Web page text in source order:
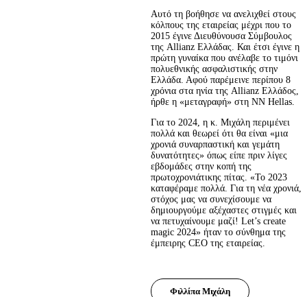
Αυτό τη βοήθησε να ανελιχθεί στους
κόλπους της εταιρείας μέχρι που το
2015 έγινε Διευθύνουσα Σύμβουλος
της Allianz Ελλάδας. Και έτσι έγινε η
πρώτη γυναίκα που ανέλαβε το τιμόνι
πολυεθνικής ασφαλιστικής στην
Ελλάδα. Αφού παρέμεινε περίπου 8
χρόνια στα ηνία της Allianz Ελλάδος,
ήρθε η «μεταγραφή» στη NN Hellas.
Για το 2024, η κ. Μιχάλη περιμένει
πολλά και θεωρεί ότι θα είναι «μια
χρονιά συναρπαστική και γεμάτη
δυνατότητες» όπως είπε πριν λίγες
εβδομάδες στην κοπή της
πρωτοχρονιάτικης πίτας. «Το 2023
καταφέραμε πολλά. Για τη νέα χρονιά,
στόχος μας να συνεχίσουμε να
δημιουργούμε αξέχαστες στιγμές και
να πετυχαίνουμε μαζί! Let’s create
magic 2024» ήταν το σύνθημα της
έμπειρης CEO της εταιρείας.
Φιλλίπα Μιχάλη